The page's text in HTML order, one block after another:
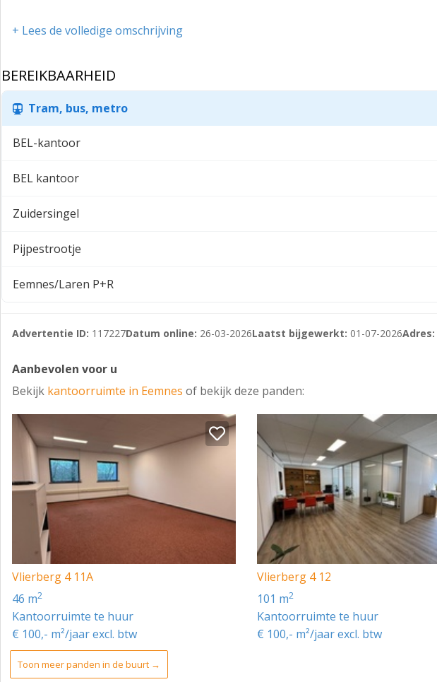
+ Lees de volledige omschrijving
BEREIKBAARHEID
Tram, bus, metro
BEL-kantoor
BEL kantoor
Zuidersingel
Pijpestrootje
Eemnes/Laren P+R
Advertentie ID: 117227Datum online: 26-03-2026Laatst bijgewerkt: 01-07-2026Adres:
Aanbevolen voor u
Bekijk kantoorruimte in Eemnes of bekijk deze panden:
Vlierberg 4 11A
46 m2
Kantoorruimte te huur
€ 100,- m²/jaar excl. btw
Vlierberg 4 12
101 m2
Kantoorruimte te huur
€ 100,- m²/jaar excl. btw
Toon meer panden in de buurt →